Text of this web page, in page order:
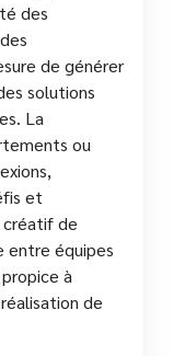
des
de générer
solutions
La
ou
et
de
entre équipes
à
de